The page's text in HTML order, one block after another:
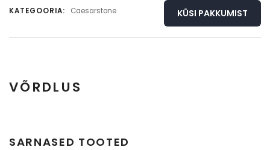
KATEGOORIA: Caesarstone KÜSI PAKKUMIST
VÕRDLUS
Täisplaat
SARNASED TOOTED